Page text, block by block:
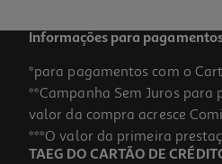
Informações para
*para pagamentos com o
**Campanha Sem Juros
valor da compra acresce
***O valor da primeira
TAEG DO CARTÃO DE